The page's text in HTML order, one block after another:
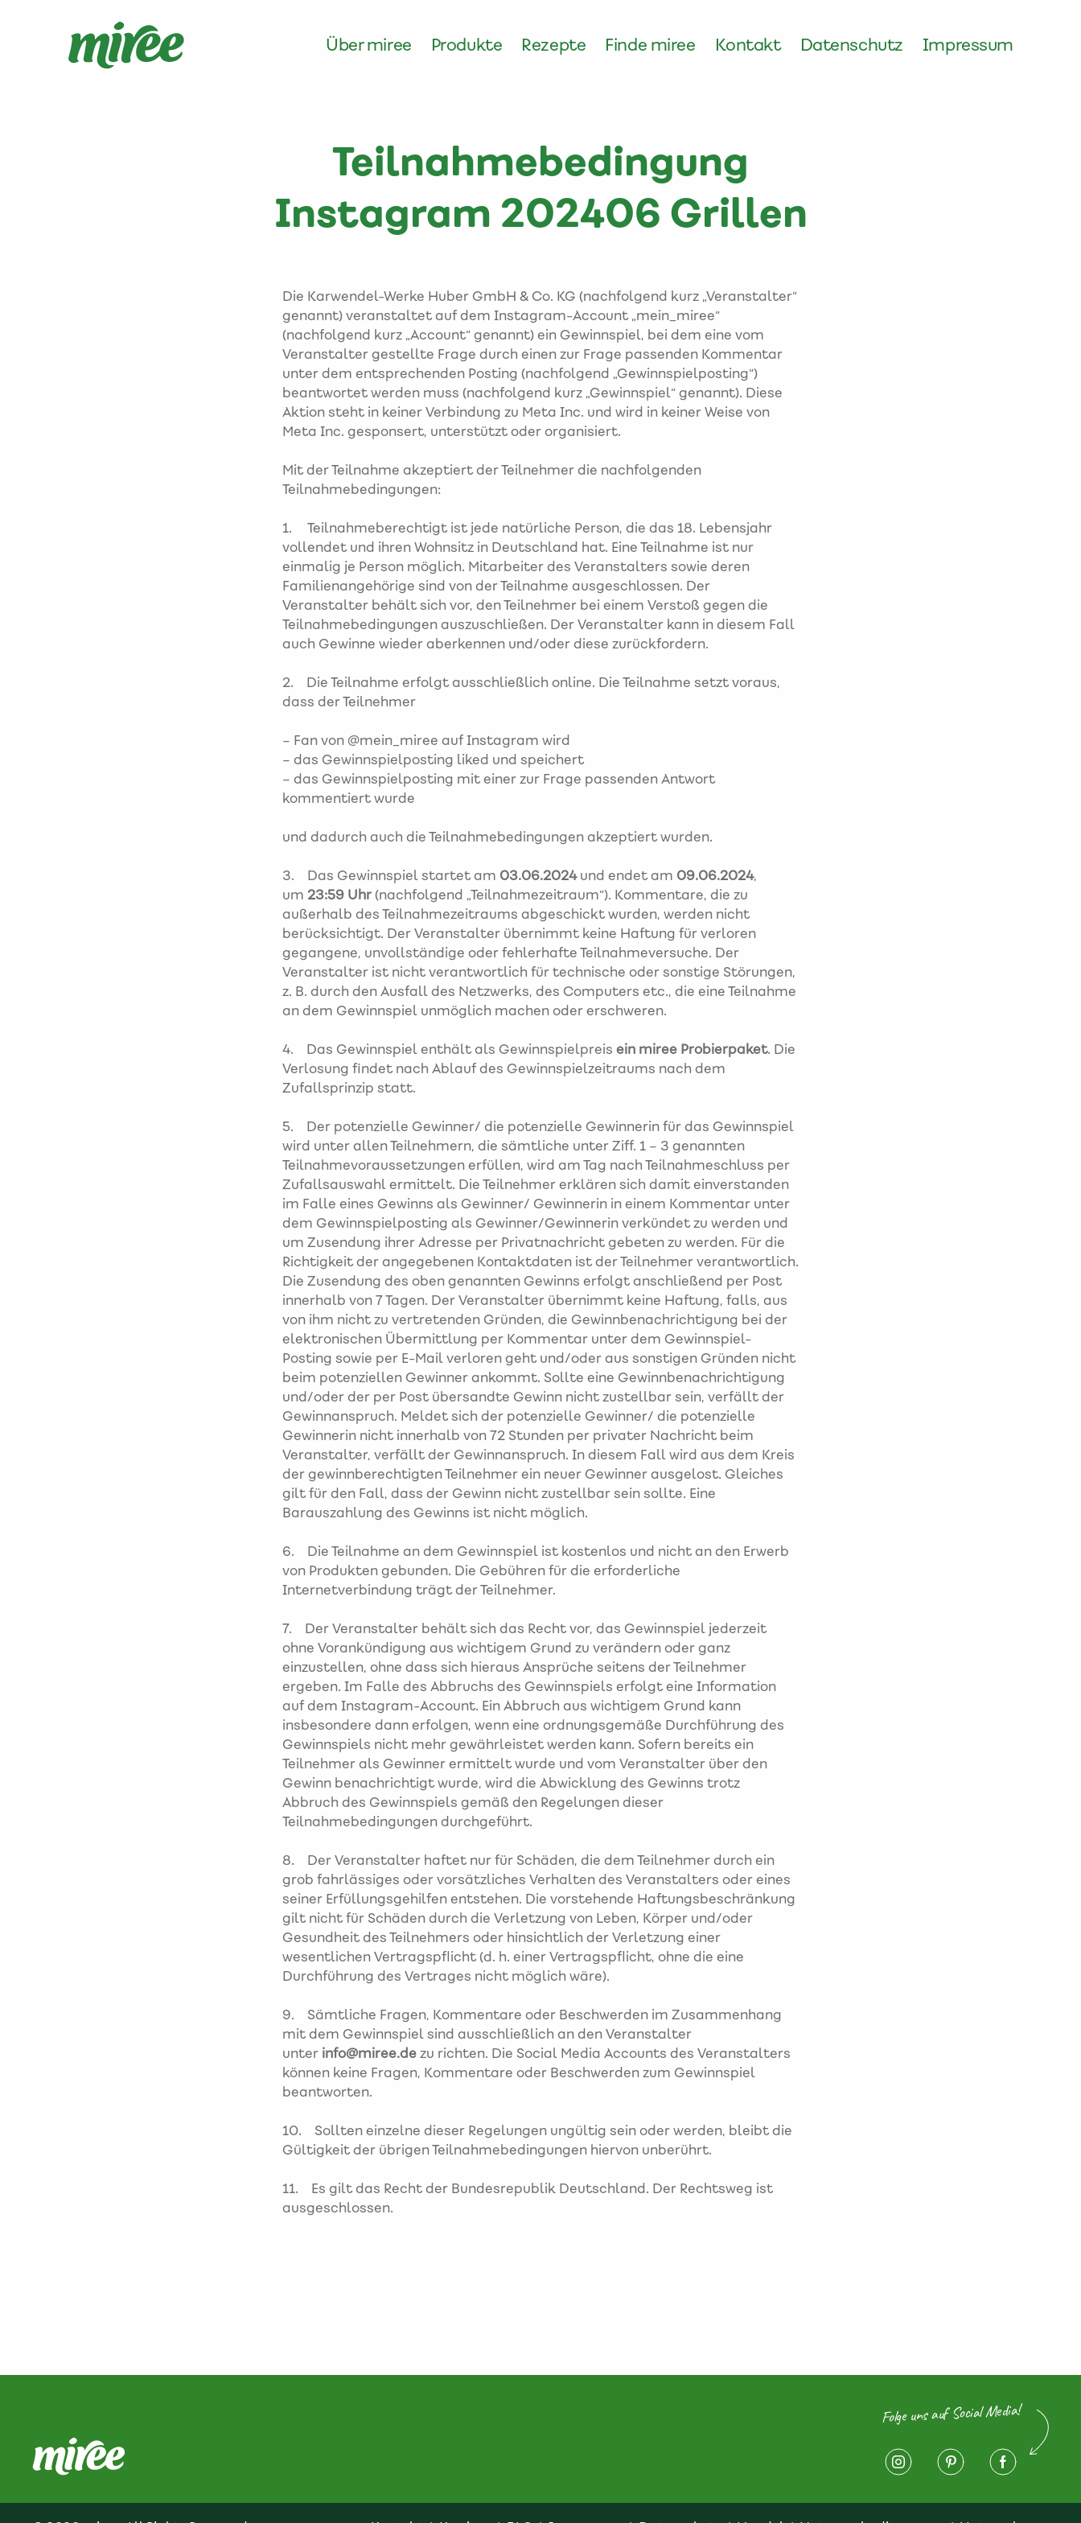
Über miree Produkte Rezepte Finde miree Kontakt Datenschutz Impressum
Teilnahmebedingung
Instagram 202406 Grillen
Die Karwendel-Werke Huber GmbH & Co. KG (nachfolgend kurz „Veranstalter“
genannt) veranstaltet auf dem Instagram-Account „mein_miree“
(nachfolgend kurz „Account“ genannt) ein Gewinnspiel, bei dem eine vom
Veranstalter gestellte Frage durch einen zur Frage passenden Kommentar
unter dem entsprechenden Posting (nachfolgend „Gewinnspielposting“)
beantwortet werden muss (nachfolgend kurz „Gewinnspiel“ genannt). Diese
Aktion steht in keiner Verbindung zu Meta Inc. und wird in keiner Weise von
Meta Inc. gesponsert, unterstützt oder organisiert.
Mit der Teilnahme akzeptiert der Teilnehmer die nachfolgenden
Teilnahmebedingungen:
1. Teilnahmeberechtigt ist jede natürliche Person, die das 18. Lebensjahr
vollendet und ihren Wohnsitz in Deutschland hat. Eine Teilnahme ist nur
einmalig je Person möglich. Mitarbeiter des Veranstalters sowie deren
Familienangehörige sind von der Teilnahme ausgeschlossen. Der
Veranstalter behält sich vor, den Teilnehmer bei einem Verstoß gegen die
Teilnahmebedingungen auszuschließen. Der Veranstalter kann in diesem Fall
auch Gewinne wieder aberkennen und/oder diese zurückfordern.
2. Die Teilnahme erfolgt ausschließlich online. Die Teilnahme setzt voraus,
dass der Teilnehmer
– Fan von @mein_miree auf Instagram wird
– das Gewinnspielposting liked und speichert
– das Gewinnspielposting mit einer zur Frage passenden Antwort
kommentiert wurde
und dadurch auch die Teilnahmebedingungen akzeptiert wurden.
3. Das Gewinnspiel startet am 03.06.2024und endet am 09.06.2024,
‪um 23:59 Uhr(nachfolgend „Teilnahmezeitraum“). Kommentare, die zu
außerhalb des Teilnahmezeitraums abgeschickt wurden, werden nicht
berücksichtigt. Der Veranstalter übernimmt keine Haftung für verloren
gegangene, unvollständige oder fehlerhafte Teilnahmeversuche. Der
Veranstalter ist nicht verantwortlich für technische oder sonstige Störungen,
z. B. durch den Ausfall des Netzwerks, des Computers etc., die eine Teilnahme
an dem Gewinnspiel unmöglich machen oder erschweren.
4. Das Gewinnspiel enthält als Gewinnspielpreis ein miree Probierpaket. Die
Verlosung findet nach Ablauf des Gewinnspielzeitraums nach dem
Zufallsprinzip statt.
5. Der potenzielle Gewinner/ die potenzielle Gewinnerin für das Gewinnspiel
wird unter allen Teilnehmern, die sämtliche unter Ziff. 1 – 3 genannten
Teilnahmevoraussetzungen erfüllen, wird am Tag nach Teilnahmeschluss per
Zufallsauswahl ermittelt. Die Teilnehmer erklären sich damit einverstanden
im Falle eines Gewinns als Gewinner/ Gewinnerin in einem Kommentar unter
dem Gewinnspielposting als Gewinner/Gewinnerin verkündet zu werden und
um Zusendung ihrer Adresse per Privatnachricht gebeten zu werden. Für die
Richtigkeit der angegebenen Kontaktdaten ist der Teilnehmer verantwortlich.
Die Zusendung des oben genannten Gewinns erfolgt anschließend per Post
innerhalb von 7 Tagen. Der Veranstalter übernimmt keine Haftung, falls, aus
von ihm nicht zu vertretenden Gründen, die Gewinnbenachrichtigung bei der
elektronischen Übermittlung per Kommentar unter dem Gewinnspiel-
Posting sowie per E-Mail verloren geht und/oder aus sonstigen Gründen nicht
beim potenziellen Gewinner ankommt. Sollte eine Gewinnbenachrichtigung
und/oder der per Post übersandte Gewinn nicht zustellbar sein, verfällt der
Gewinnanspruch. Meldet sich der potenzielle Gewinner/ die potenzielle
Gewinnerin nicht innerhalb von 72 Stunden per privater Nachricht beim
Veranstalter, verfällt der Gewinnanspruch. In diesem Fall wird aus dem Kreis
der gewinnberechtigten Teilnehmer ein neuer Gewinner ausgelost. Gleiches
gilt für den Fall, dass der Gewinn nicht zustellbar sein sollte. Eine
Barauszahlung des Gewinns ist nicht möglich.
6. Die Teilnahme an dem Gewinnspiel ist kostenlos und nicht an den Erwerb
von Produkten gebunden. Die Gebühren für die erforderliche
Internetverbindung trägt der Teilnehmer.
7. Der Veranstalter behält sich das Recht vor, das Gewinnspiel jederzeit
ohne Vorankündigung aus wichtigem Grund zu verändern oder ganz
einzustellen, ohne dass sich hieraus Ansprüche seitens der Teilnehmer
ergeben. Im Falle des Abbruchs des Gewinnspiels erfolgt eine Information
auf dem Instagram-Account. Ein Abbruch aus wichtigem Grund kann
insbesondere dann erfolgen, wenn eine ordnungsgemäße Durchführung des
Gewinnspiels nicht mehr gewährleistet werden kann. Sofern bereits ein
Teilnehmer als Gewinner ermittelt wurde und vom Veranstalter über den
Gewinn benachrichtigt wurde, wird die Abwicklung des Gewinns trotz
Abbruch des Gewinnspiels gemäß den Regelungen dieser
Teilnahmebedingungen durchgeführt.
8. Der Veranstalter haftet nur für Schäden, die dem Teilnehmer durch ein
grob fahrlässiges oder vorsätzliches Verhalten des Veranstalters oder eines
seiner Erfüllungsgehilfen entstehen. Die vorstehende Haftungsbeschränkung
gilt nicht für Schäden durch die Verletzung von Leben, Körper und/oder
Gesundheit des Teilnehmers oder hinsichtlich der Verletzung einer
wesentlichen Vertragspflicht (d. h. einer Vertragspflicht, ohne die eine
Durchführung des Vertrages nicht möglich wäre).
9. Sämtliche Fragen, Kommentare oder Beschwerden im Zusammenhang
mit dem Gewinnspiel sind ausschließlich an den Veranstalter
unter info@miree.dezu richten. Die Social Media Accounts des Veranstalters
können keine Fragen, Kommentare oder Beschwerden zum Gewinnspiel
beantworten.
10. Sollten einzelne dieser Regelungen ungültig sein oder werden, bleibt die
Gültigkeit der übrigen Teilnahmebedingungen hiervon unberührt.
11. Es gilt das Recht der Bundesrepublik Deutschland. Der Rechtsweg ist
ausgeschlossen.
Folge uns auf Social Media!